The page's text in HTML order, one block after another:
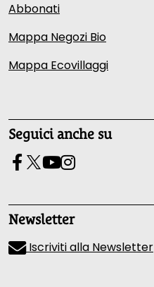
Abbonati
Mappa Negozi Bio
Mappa Ecovillaggi
Seguici anche su
Newsletter
Iscriviti alla Newsletter